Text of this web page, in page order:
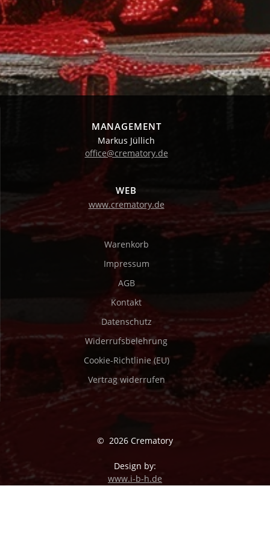
Produktseite
gewählt
werden
MANAGEMENT
Markus Jüllich
office@crematory.de
WEB
www.crematory.de
Warenkorb
Impressum
AGB
Kontakt
Datenschutz
Widerrufsbelehrung
Cookie-Richtlinie (EU)
Vertrag widerrufen
© 2026 Crematory
Design by:
www.i-b-h.de